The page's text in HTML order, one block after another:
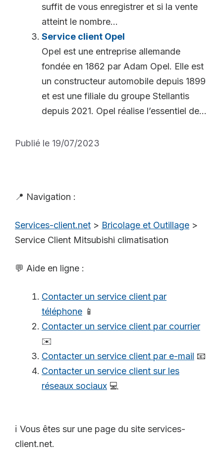
suffit de vous enregistrer et si la vente
atteint le nombre...
Service client Opel
Opel est une entreprise allemande
fondée en 1862 par Adam Opel. Elle est
un constructeur automobile depuis 1899
et est une filiale du groupe Stellantis
depuis 2021. Opel réalise l’essentiel de...
Publié le 19/07/2023
📍 Navigation :
Services-client.net > Bricolage et Outillage >
Service Client Mitsubishi climatisation
💬 Aide en ligne :
Contacter un service client par
téléphone 📱
Contacter un service client par courrier
✉️
Contacter un service client par e-mail 📧
Contacter un service client sur les
réseaux sociaux 💻
ℹ️ Vous êtes sur une page du site services-
client.net.